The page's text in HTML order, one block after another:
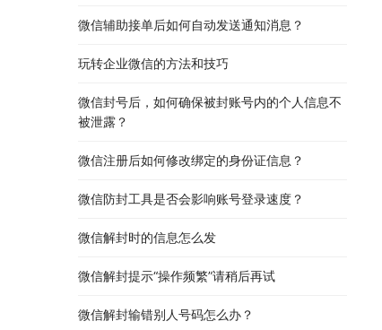
微信辅助接单后如何自动发送通知消息？
玩转企业微信的方法和技巧
微信封号后，如何确保被封账号内的个人信息不
被泄露？
微信注册后如何修改绑定的身份证信息？
微信防封工具是否会影响账号登录速度？
微信解封时的信息怎么发
微信解封提示“操作频繁”请稍后再试
微信解封输错别人号码怎么办？